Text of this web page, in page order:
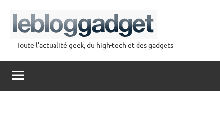
contenu
lebloggadget
Toute l'actualité geek, du high-tech et des gadgets